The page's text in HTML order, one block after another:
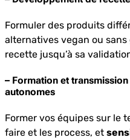
Formuler des produits
alternatives vegan ou
recette jusqu’à sa
– Formation et
autonomes
Former vos équipes sur le
faire et les process, et